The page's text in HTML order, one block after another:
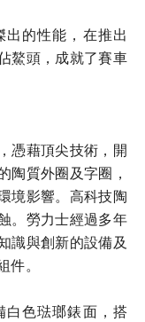
的性能，在推出
鰲頭，成就了賽車
憑藉頂尖技術，開
陶質外圈及字圈，
境影響。高科技陶
。勞力士經過多年
識與創新的設備及
。
色琺瑯錶面，搭